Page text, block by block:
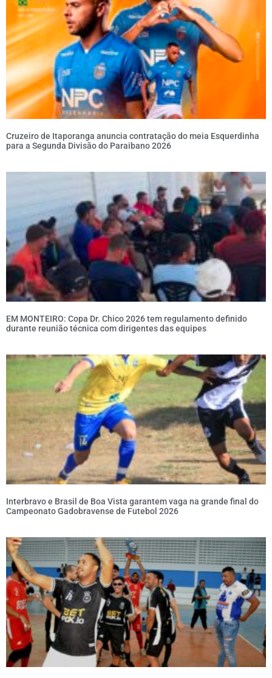
Cruzeiro de Itaporanga anuncia contratação do meia Esquerdinha
para a Segunda Divisão do Paraibano 2026
EM MONTEIRO: Copa Dr. Chico 2026 tem regulamento definido
durante reunião técnica com dirigentes das equipes
Interbravo e Brasil de Boa Vista garantem vaga na grande final do
Campeonato Gadobravense de Futebol 2026